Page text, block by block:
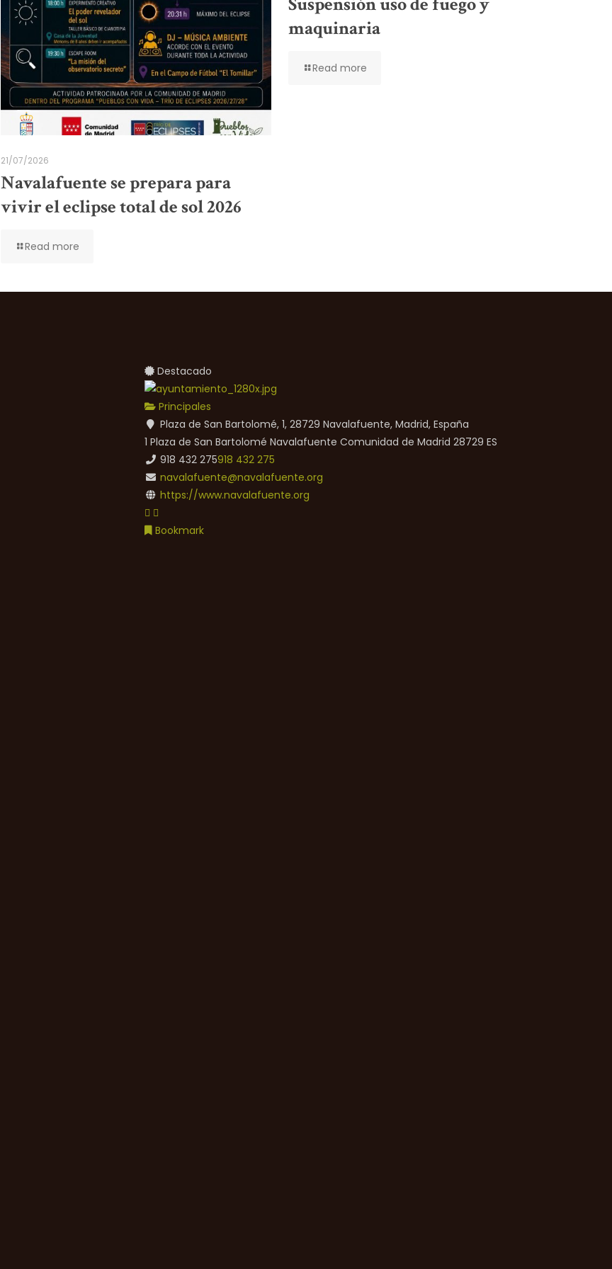
21/07/2026
Navalafuente se prepara para
vivir el eclipse total de sol 2026
Read more
maquinaria
Read more
Destacado
Principales
Plaza de San Bartolomé, 1, 28729 Navalafuente, Madrid, España
1 Plaza de San Bartolomé Navalafuente Comunidad de Madrid 28729 ES
918 432 275918 432 275
navalafuente@navalafuente.org
https://www.navalafuente.org
Bookmark